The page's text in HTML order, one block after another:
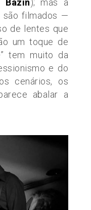
Bazin); mas a
são filmados —
de lentes que
um toque de
tem muito da
e do
cenários, os
abalar a